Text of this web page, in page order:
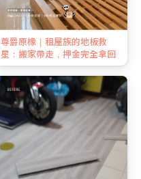
尊爵原橡｜租屋族的地板救
星：搬家帶走，押金完全拿回